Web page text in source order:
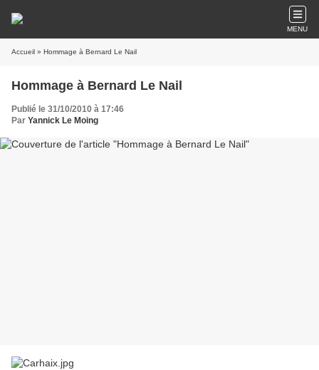
MENU
Accueil » Hommage à Bernard Le Nail
Hommage à Bernard Le Nail
Publié le 31/10/2010 à 17:46
Par Yannick Le Moing